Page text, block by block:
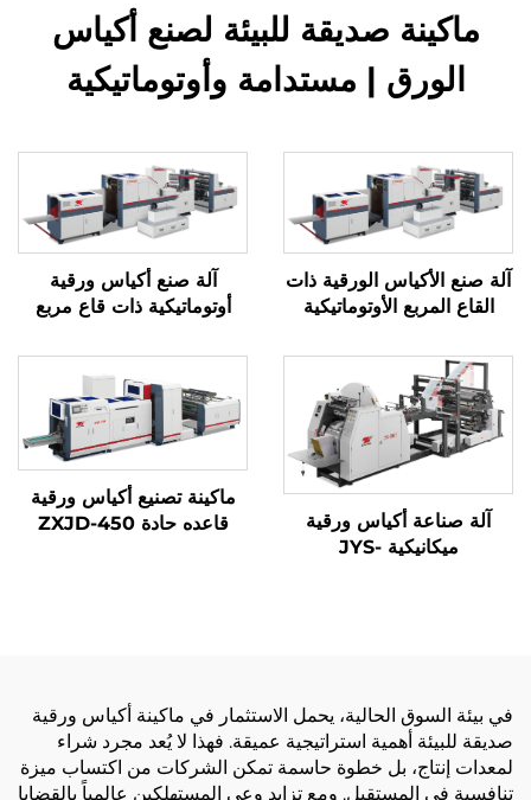
ماكينة صديقة للبيئة لصنع أكياس
الورق | مستدامة وأوتوماتيكية
آلة صنع الأكياس الورقية ذات
القاع المربع الأوتوماتيكية
آلة صنع أكياس ورقية
أوتوماتيكية ذات قاع مربع
آلة صناعة أكياس ورقية
ميكانيكية JYS-
ماكينة تصنيع أكياس ورقية
قاعده حادة ZXJD-450
في بيئة السوق الحالية، يحمل الاستثمار في ماكينة أكياس ورقية
صديقة للبيئة أهمية استراتيجية عميقة. فهذا لا يُعد مجرد شراء
لمعدات إنتاج، بل خطوة حاسمة تمكن الشركات من اكتساب ميزة
تنافسية في المستقبل. ومع تزايد وعي المستهلكين عالمياً بالقضايا